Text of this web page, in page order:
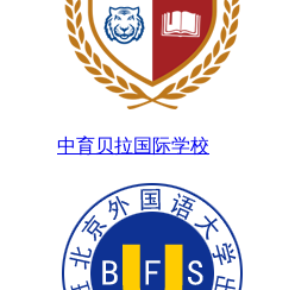
中育贝拉国际学校